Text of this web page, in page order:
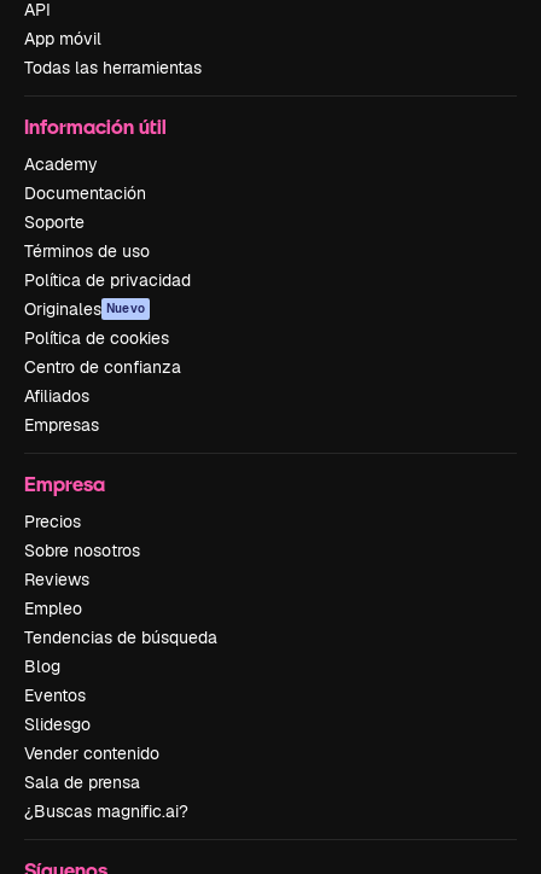
API
App móvil
Todas las herramientas
Información útil
Academy
Documentación
Soporte
Términos de uso
Política de privacidad
Originales Nuevo
Política de cookies
Centro de confianza
Afiliados
Empresas
Empresa
Precios
Sobre nosotros
Reviews
Empleo
Tendencias de búsqueda
Blog
Eventos
Slidesgo
Vender contenido
Sala de prensa
¿Buscas magnific.ai?